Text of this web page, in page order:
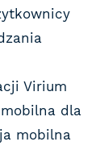
Virium
dla
mobilna